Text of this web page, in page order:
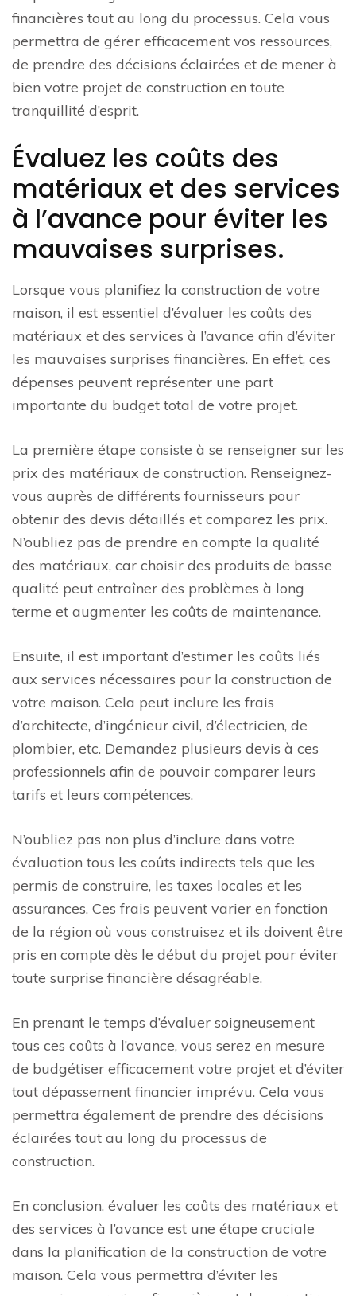
financières tout au long du processus. Cela vous
permettra de gérer efficacement vos ressources,
de prendre des décisions éclairées et de mener à
bien votre projet de construction en toute
tranquillité d’esprit.
Évaluez les coûts des
matériaux et des services
à l’avance pour éviter les
mauvaises surprises.
Lorsque vous planifiez la construction de votre
maison, il est essentiel d’évaluer les coûts des
matériaux et des services à l’avance afin d’éviter
les mauvaises surprises financières. En effet, ces
dépenses peuvent représenter une part
importante du budget total de votre projet.
La première étape consiste à se renseigner sur les
prix des matériaux de construction. Renseignez-
vous auprès de différents fournisseurs pour
obtenir des devis détaillés et comparez les prix.
N’oubliez pas de prendre en compte la qualité
des matériaux, car choisir des produits de basse
qualité peut entraîner des problèmes à long
terme et augmenter les coûts de maintenance.
Ensuite, il est important d’estimer les coûts liés
aux services nécessaires pour la construction de
votre maison. Cela peut inclure les frais
d’architecte, d’ingénieur civil, d’électricien, de
plombier, etc. Demandez plusieurs devis à ces
professionnels afin de pouvoir comparer leurs
tarifs et leurs compétences.
N’oubliez pas non plus d’inclure dans votre
évaluation tous les coûts indirects tels que les
permis de construire, les taxes locales et les
assurances. Ces frais peuvent varier en fonction
de la région où vous construisez et ils doivent être
pris en compte dès le début du projet pour éviter
toute surprise financière désagréable.
En prenant le temps d’évaluer soigneusement
tous ces coûts à l’avance, vous serez en mesure
de budgétiser efficacement votre projet et d’éviter
tout dépassement financier imprévu. Cela vous
permettra également de prendre des décisions
éclairées tout au long du processus de
construction.
En conclusion, évaluer les coûts des matériaux et
des services à l’avance est une étape cruciale
dans la planification de la construction de votre
maison. Cela vous permettra d’éviter les